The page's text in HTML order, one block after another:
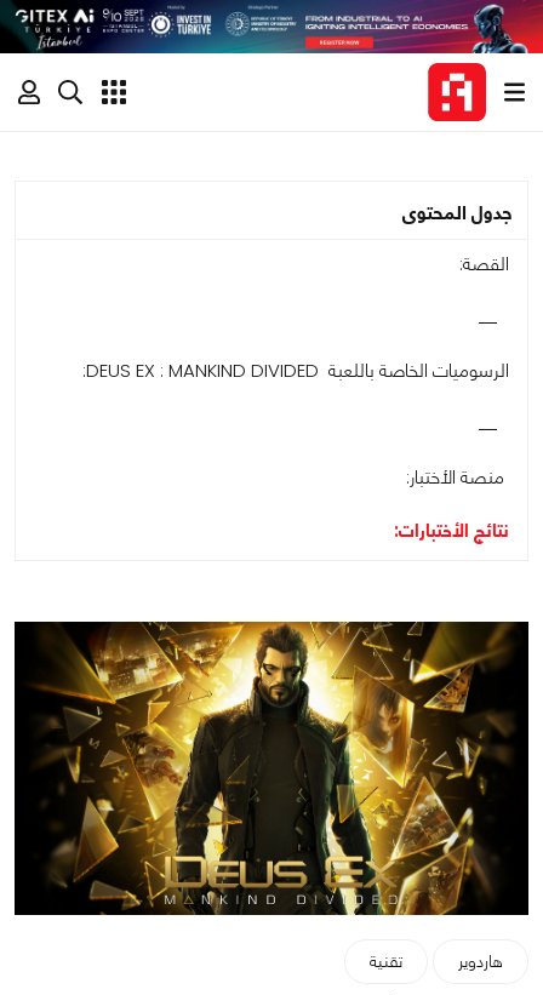
جدول المحتوى
القصة:
الرسوميات الخاصة باللعبة DEUS EX : MANKIND DIVIDED:
منصة الأختبار:
نتائج الأختبارات:
هاردوير تقنية